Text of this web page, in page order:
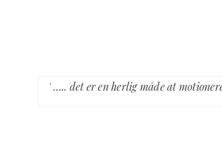
' ….. det er en herlig måde at